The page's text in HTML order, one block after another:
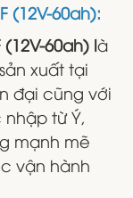
(12V-60ah):
60ah) là
xuất tại
đại cũng với
từ Ý,
mạnh mẽ
vận hành